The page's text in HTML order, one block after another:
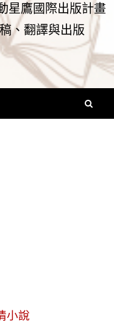
星鷹國際出版計畫
、翻譯與出版
小說